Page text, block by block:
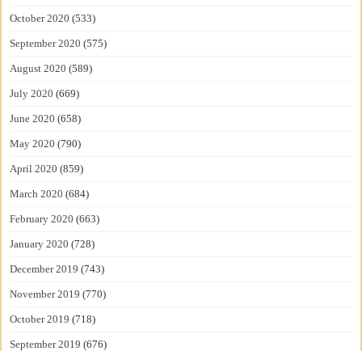
October 2020 (533)
September 2020 (575)
August 2020 (589)
July 2020 (669)
June 2020 (658)
May 2020 (790)
April 2020 (859)
March 2020 (684)
February 2020 (663)
January 2020 (728)
December 2019 (743)
November 2019 (770)
October 2019 (718)
September 2019 (676)